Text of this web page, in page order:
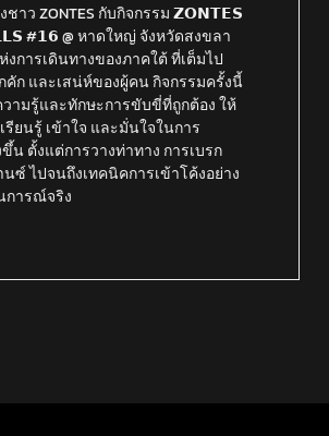
ชาว ZONTES กับกิจกรรม 𝗭𝗢𝗡𝗧𝗘𝗦
#𝟭𝟲 @ หาดใหญ่ จังหวัดสงขลา
งการเดินทางของภาคใต้ ที่เต็มไป
คัก และเสน่ห์ของผู้คน กิจกรรมครั้งนี้
ามรู้และทักษะการขับขี่ที่ถูกต้อง ให้
รียนรู้ เข้าใจ และมั่นใจในการ
น ตั้งแต่การวางท่าทาง การเบรก
ซ์ ไปจนถึงเทคนิคการเข้าโค้งอย่าง
การณ์จริง